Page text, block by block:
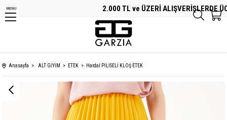
2.000 TL ve ÜZERİ ALIŞVERİŞLERDE
MENU
Anasayfa ALT GİYİM ETEK Hardal PİLİSELİ KLOŞ ETEK